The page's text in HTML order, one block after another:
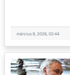
március 8, 2026, 02:44